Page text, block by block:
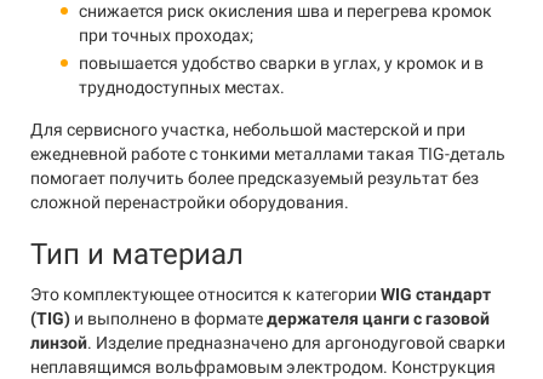
снижается риск окисления шва и перегрева кромок
при точных проходах;
повышается удобство сварки в углах, у кромок и в
труднодоступных местах.
Для сервисного участка, небольшой мастерской и при
ежедневной работе с тонкими металлами такая TIG-деталь
помогает получить более предсказуемый результат без
сложной перенастройки оборудования.
Тип и материал
Это комплектующее относится к категории WIG стандарт
(TIG) и выполнено в форматедержателя цанги с газовой
линзой. Изделие предназначено для аргонодуговой сварки
неплавящимся вольфрамовым электродом. Конструкция